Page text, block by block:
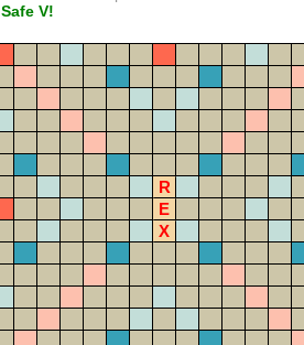
Safe V!
R
E
X